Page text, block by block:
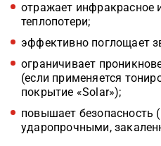
отражает инфракрасное
теплопотери;
эффективно поглощает
ограничивает
(если применяется
покрытие «Solar»);
повышает безопасность
ударопрочными,